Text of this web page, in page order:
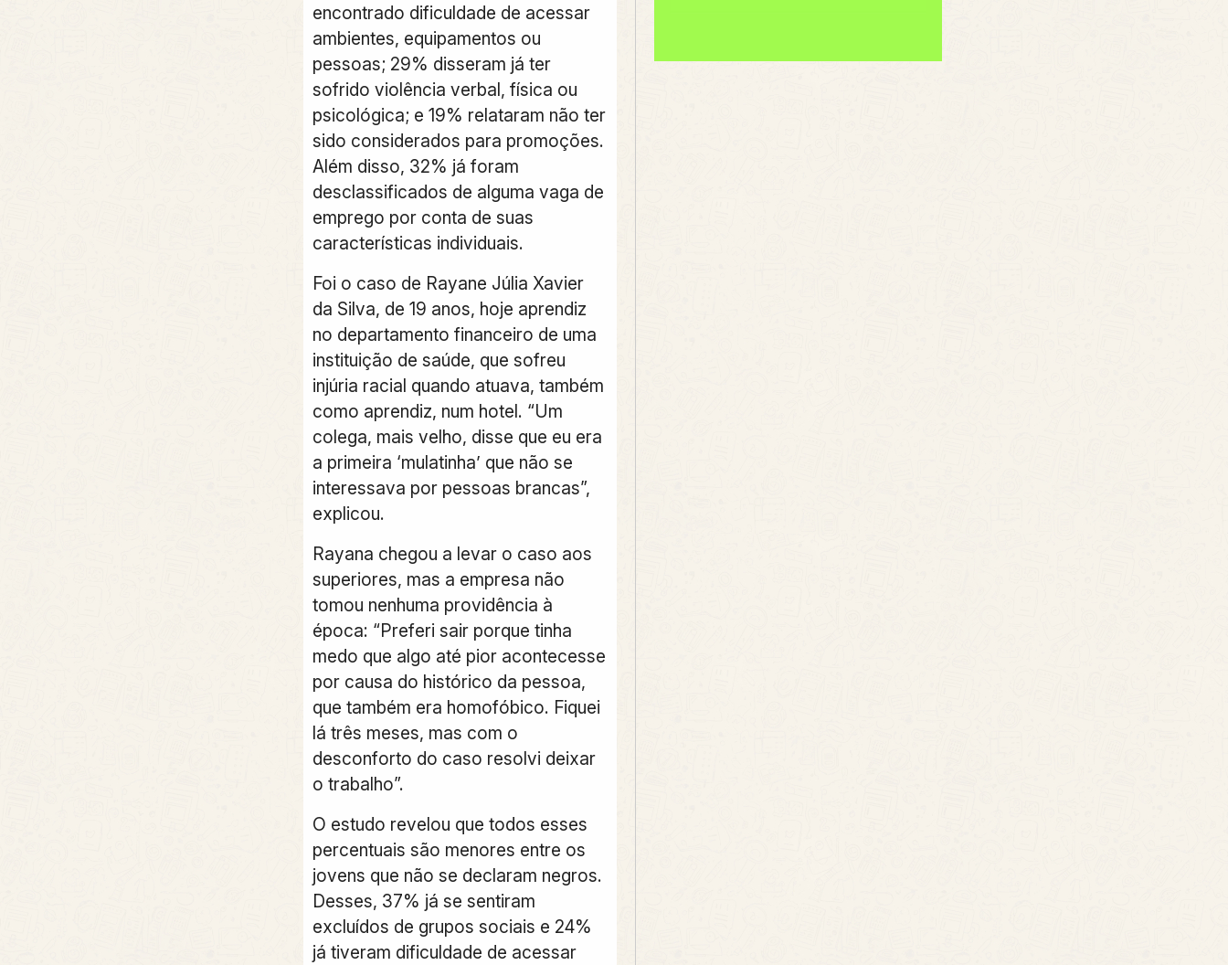
encontrado dificuldade de acessar
ambientes, equipamentos ou
pessoas; 29% disseram já ter
sofrido violência verbal, física ou
psicológica; e 19% relataram não ter
sido considerados para promoções.
Além disso, 32% já foram
desclassificados de alguma vaga de
emprego por conta de suas
características individuais.
Foi o caso de Rayane Júlia Xavier
da Silva, de 19 anos, hoje aprendiz
no departamento financeiro de uma
instituição de saúde, que sofreu
injúria racial quando atuava, também
como aprendiz, num hotel. “Um
colega, mais velho, disse que eu era
a primeira ‘mulatinha’ que não se
interessava por pessoas brancas”,
explicou.
Rayana chegou a levar o caso aos
superiores, mas a empresa não
tomou nenhuma providência à
época: “Preferi sair porque tinha
medo que algo até pior acontecesse
por causa do histórico da pessoa,
que também era homofóbico. Fiquei
lá três meses, mas com o
desconforto do caso resolvi deixar
o trabalho”.
O estudo revelou que todos esses
percentuais são menores entre os
jovens que não se declaram negros.
Desses, 37% já se sentiram
excluídos de grupos sociais e 24%
já tiveram dificuldade de acessar